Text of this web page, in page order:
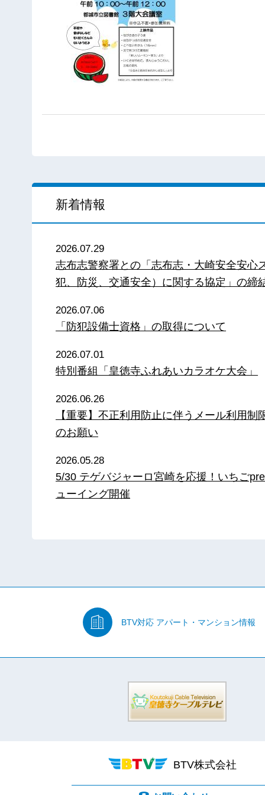
新着情報
2026.07.29
志布志警察署との「志布志・大崎安全安心
犯、防災、交通安全）に関する協定」の締
2026.07.06
「防犯設備士資格」の取得について
2026.07.01
特別番組「皇徳寺ふれあいカラオケ大会」
2026.06.26
【重要】不正利用防止に伴うメール利用制
のお願い
2026.05.28
5/30 テゲバジャーロ宮崎を応援！いちご
ューイング開催
BTV対応 アパート・マンション情報
BTV株式会社